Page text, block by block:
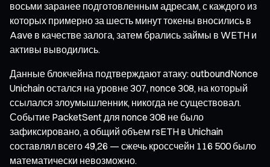
восьми заранее подготовленным адресам, с каждого из
которых примерно за шесть минут токены вносились в
Aave в качестве залога, затем брались займы в WETH и
активы выводились.
Данные блокчейна подтверждают атаку: outboundNonce
Unichain остался на уровне 307, nonce 308, на который
ссылался злоумышленник, никогда не существовал.
Событие PacketSent для nonce 308 не было
зафиксировано, а общий объем rsETH в Unichain
составлял всего 49,26 — сжечь кроссчейн 116 500 было
математически невозможно.